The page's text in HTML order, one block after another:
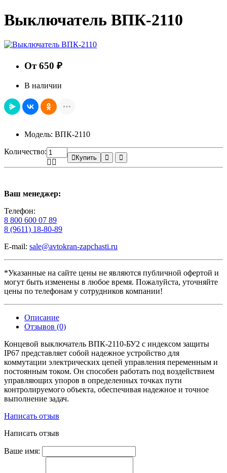
Выключатель ВПК-2110
От 650 ₽
В наличии
Модель: ВПК-2110
Количество:
Купить
Ваш менеджер:
Телефон:
8 800 600 07 89
8 (9611) 18-80-89
E-mail: sale@avtokran-zapchasti.ru
*Указанные на сайте цены не являются публичной офертой и
могут быть изменены в любое время. Пожалуйста, уточняйте
цены по телефонам у сотрудников компании!
Описание
Отзывов (0)
Концевой выключатель ВПК-2110-БУ2 с индексом защиты
IP67 представляет собой надежное устройство для
коммутации электрических цепей управления переменным и
постоянным током. Он способен работать под воздействием
управляющих упоров в определенных точках пути
контролируемого объекта, обеспечивая надежное и точное
выполнение задач.
Написать отзыв
Написать отзыв
Ваше имя: